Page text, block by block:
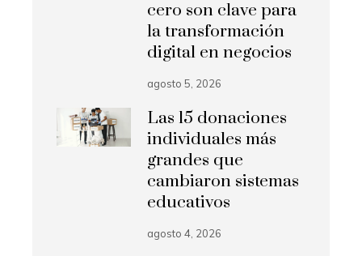
cero son clave para
la transformación
digital en negocios
agosto 5, 2026
Las 15 donaciones
individuales más
grandes que
cambiaron sistemas
educativos
agosto 4, 2026